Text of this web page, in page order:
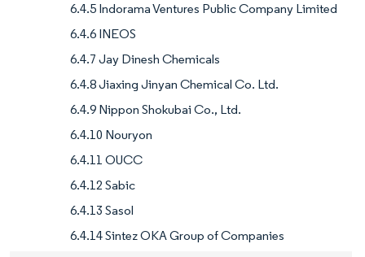
6.4.5 Indorama Ventures Public Company Limited
6.4.6 INEOS
6.4.7 Jay Dinesh Chemicals
6.4.8 Jiaxing Jinyan Chemical Co. Ltd.
6.4.9 Nippon Shokubai Co., Ltd.
6.4.10 Nouryon
6.4.11 OUCC
6.4.12 Sabic
6.4.13 Sasol
6.4.14 Sintez OKA Group of Companies